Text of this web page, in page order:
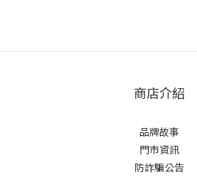
商店介紹
品牌故事
門市資訊
防詐騙公告